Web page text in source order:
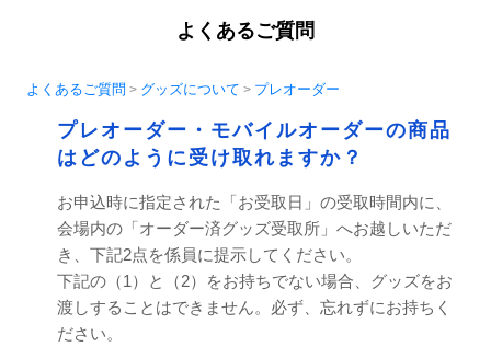
よくあるご質問
よくあるご質問 > グッズについて > プレオーダー
プレオーダー・モバイルオーダーの商品
はどのように受け取れますか？
お申込時に指定された「お受取日」の受取時間内に、
会場内の「オーダー済グッズ受取所」へお越しいただ
き、下記2点を係員に提示してください。
下記の（1）と（2）をお持ちでない場合、グッズをお
渡しすることはできません。必ず、忘れずにお持ちく
ださい。